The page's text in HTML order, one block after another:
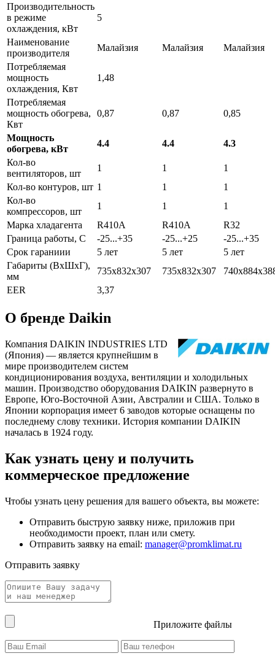
Производительность
в режиме
охлаждения, кВт
5
Наименование
производителя
Малайзия Малайзия
Малайзия
Потребляемая
мощность
охлаждения, Квт
1,48
Потребляемая
мощность обогрева,
Квт
0,87 0,87 0,85
Мощность
обогрева, кВт
4.4 4.4
4.3
Кол-во
вентиляторов, шт
1 1
1
Кол-во контуров, шт 1 1
1
Кол-во
компрессоров, шт
1 1
1
Марка хладагента
R410A R410A
R32
Граница работы, С
-25...+35 -25...+25
-25...+35
Срок гараниии
5 лет 5 лет
5 лет
Габариты (ВхШхГ),
мм
735х832х307 735х832х307
EER
3,37
О бренде Daikin
Компания DAIKIN INDUSTRIES LTD
(Япония) — является крупнейшим в
мире производителем систем
кондиционирования воздуха, вентиляции и холодильных
машин. Производство оборудования DAIKIN развернуто в
Европе, Юго-Восточной Азии, Австралии и США. Только в
Японии корпорация имеет 6 заводов которые оснащены по
последнему слову техники. История компании DAIKIN
началась в 1924 году.
Как узнать цену и получить
коммерческое предложение
Чтобы узнать цену решения для вашего объекта, вы можете:
Отправить быструю заявку ниже, приложив при
необходимости проект, план или смету.
Отправить заявку на email: manager@promklimat.ru
Отправить заявку
Приложите файлы